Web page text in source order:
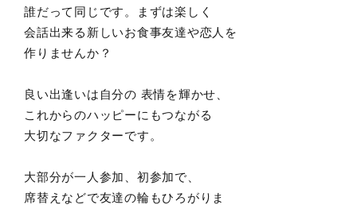
誰だって同じです。まずは楽しく
会話出来る新しいお食事友達や恋人を
作りませんか？
良い出逢いは自分の 表情を輝かせ、
これからのハッピーにもつながる
大切なファクターです。
大部分が一人参加、初参加で、
席替えなどで友達の輪もひろがりま